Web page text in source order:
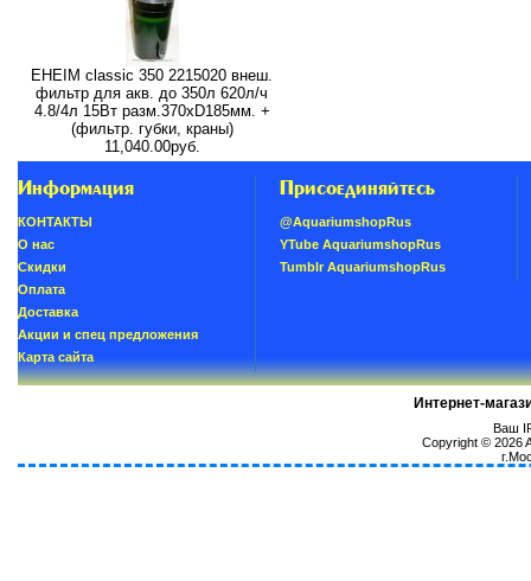
EHEIM classic 350 2215020 внеш.
фильтр для акв. до 350л 620л/ч
4.8/4л 15Вт разм.370хD185мм. +
(фильтр. губки, краны)
11,040.00руб.
Информация
КОНТАКТЫ
О нас
Скидки
Oплатa
Доставка
Акции и спец предложения
Карта сайта
Присоединяйтесь
@AquariumshopRus
YTube AquariumshopRus
Tumblr AquariumshopRus
Интернет-
Ваш
Copyright © 2026